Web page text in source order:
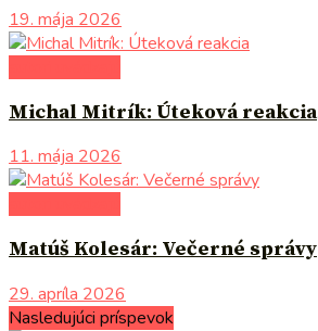
19. mája 2026
Michal Mitrík: Úteková reakcia
11. mája 2026
Matúš Kolesár: Večerné správy
29. apríla 2026
Nasledujúci príspevok